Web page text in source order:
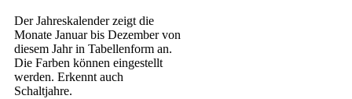
Der Jahreskalender zeigt die
Monate Januar bis Dezember von
diesem Jahr in Tabellenform an.
Die Farben können eingestellt
werden. Erkennt auch
Schaltjahre.